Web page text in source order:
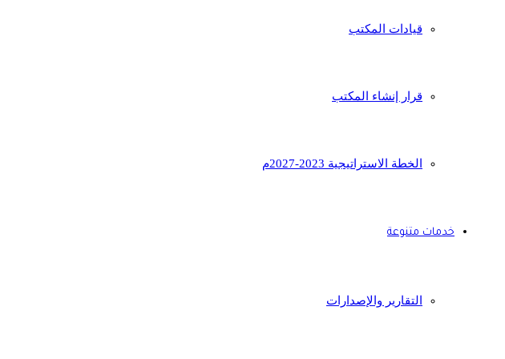
قيادات المكتب
قرار إنشاء المكتب
الخطة الاستراتيجية 2023-2027م
خدمات متنوعة
التقارير والإصدارات